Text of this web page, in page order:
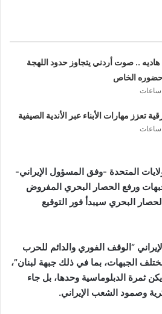
هاديه .. صوت أردني يتجاوز حدود اللهجة
الخاص
تعزز مهارات الأبناء عبر الأندية الصيفية
المتحدة -وفق المسؤول الإيراني-
ورفع الحصار البحري المفروض
البحري سيبدأ فور التوقيع
“الوقف الفوري والدائم للحرب
الجبهات، بما في ذلك جبهة لبنان”،
يكن ثمرة الدبلوماسية وحدها، بل جاء
وصمود الشعب الإيراني.